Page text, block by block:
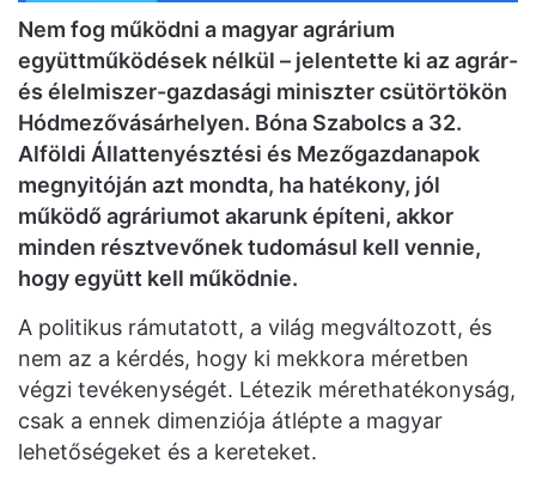
Nem fog működni a magyar agrárium
együttműködések nélkül – jelentette ki az agrár-
és élelmiszer-gazdasági miniszter csütörtökön
Hódmezővásárhelyen. Bóna Szabolcs a 32.
Alföldi Állattenyésztési és Mezőgazdanapok
megnyitóján azt mondta, ha hatékony, jól
működő agráriumot akarunk építeni, akkor
minden résztvevőnek tudomásul kell vennie,
hogy együtt kell működnie.
A politikus rámutatott, a világ megváltozott, és
nem az a kérdés, hogy ki mekkora méretben
végzi tevékenységét. Létezik mérethatékonyság,
csak a ennek dimenziója átlépte a magyar
lehetőségeket és a kereteket.